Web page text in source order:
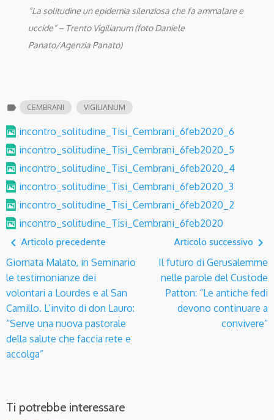
“La solitudine un epidemia silenziosa che fa ammalare e
uccide” – Trento Vigilianum (foto Daniele
Panato/Agenzia Panato)
label CEMBRANI VIGILIANUM
incontro_solitudine_Tisi_Cembrani_6feb2020_6
incontro_solitudine_Tisi_Cembrani_6feb2020_5
incontro_solitudine_Tisi_Cembrani_6feb2020_4
incontro_solitudine_Tisi_Cembrani_6feb2020_3
incontro_solitudine_Tisi_Cembrani_6feb2020_2
incontro_solitudine_Tisi_Cembrani_6feb2020
navigate_before Articolo precedente
Giornata Malato, in Seminario
le testimonianze dei
volontari a Lourdes e al San
Camillo. L’invito di don Lauro:
“Serve una nuova pastorale
della salute che faccia rete e
accolga”
Articolo successivo navigate_next
Il futuro di Gerusalemme
nelle parole del Custode
Patton: “Le antiche fedi
devono continuare a
convivere”
Ti potrebbe interessare